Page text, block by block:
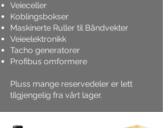
Veieceller
Koblingsbokser
Maskinerte Ruller til Båndvekter
Veieelektronikk
Tacho generatorer
Profibus omformere
Pluss mange reservedeler er lett
tilgjengelig fra vårt lager.